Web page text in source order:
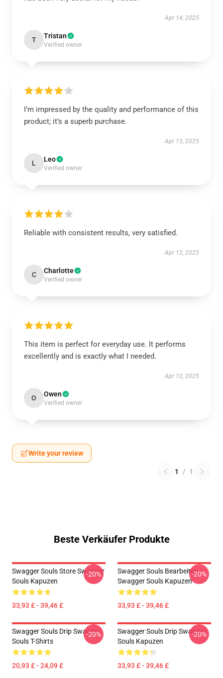
Apr 14, 2025
T Tristan
Verified owner
I’m impressed by the quality and performance of this
product; it’s a superb purchase.
Apr 13, 2025
L Leo
Verified owner
Reliable with consistent results, very satisfied.
Apr 12, 2025
C Charlotte
Verified owner
This item is perfect for everyday use. It performs
excellently and is exactly what I needed.
Apr 10, 2025
O Owen
Verified owner
Write your review
1 / 1
Beste Verkäufer Produkte
Swagger Souls Store Swagger
Souls Kapuzen
33,93 £ - 39,46 £
-20%
Swagger Souls Bearbeiten
Swagger Souls Kapuzen
33,93 £ - 39,46 £
-20%
Swagger Souls Drip Swagger
Souls T-Shirts
20,93 £ - 24,09 £
-20%
Swagger Souls Drip Swagger
Souls Kapuzen
33,93 £ - 39,46 £
-20%